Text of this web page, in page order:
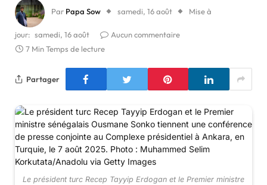
Par Papa Sow samedi, 16 août Mise à
jour: samedi, 16 août
Aucun commentaire
7 Min Temps de lecture
Partager
Le président turc Recep Tayyip Erdogan et le Premier ministre